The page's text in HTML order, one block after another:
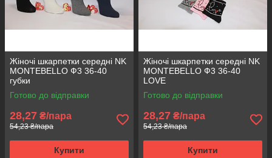
Жіночі шкарпетки середні NK
MONTEBELLO Ф3 36-40
губки
Готово до відправки
28,27 ₴/пара
54,23 ₴/пара
Купити
Жіночі шкарпетки середні NK
MONTEBELLO Ф3 36-40
LOVE
Готово до відправки
28,27 ₴/пара
54,23 ₴/пара
Купити